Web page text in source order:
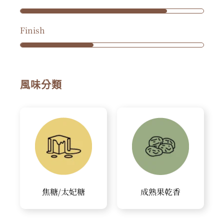
Finish
風味分類
焦糖/太妃糖 成熟果乾香